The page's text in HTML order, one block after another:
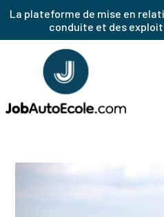
La plateforme de mise en
conduite et des